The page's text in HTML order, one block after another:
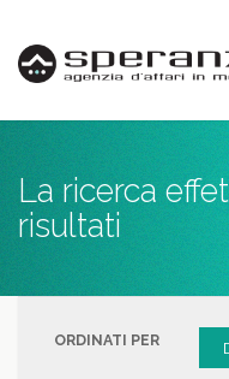
La ricerca
risultati
ORDINATI PER